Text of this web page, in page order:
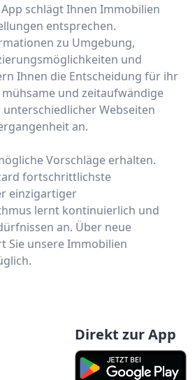
schlägt Ihnen Immobilien
entsprechen.
zu Umgebung,
und
Ihnen die Entscheidung für ihr
und zeitaufwändige
Webseiten
an.
Vorschläge erhalten.
fortschrittlichste
einzigartiger
lernt kontinuierlich und
an. Über neue
Sie unsere Immobilien
Direkt zur App